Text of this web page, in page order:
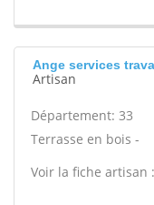
Ange services
Artisan
Département: 33
Terrasse en bois -
Voir la fiche artisan :